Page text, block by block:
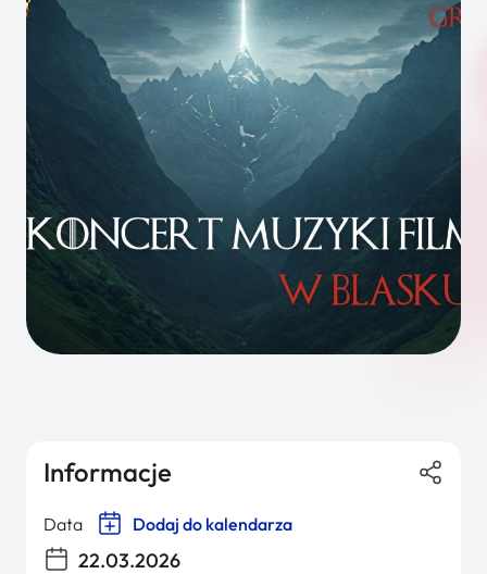
Wyszukaj
Informacje
Data Dodaj do kalendarza
22.03.2026